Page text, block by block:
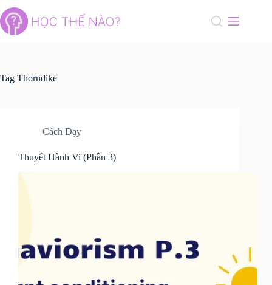
to
content
Tag Thorndike
Cách Dạy
Thuyết Hành Vi (Phần 3)